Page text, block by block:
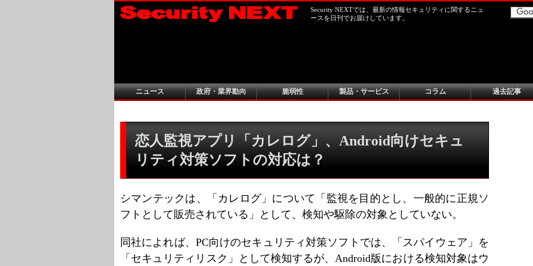
Security NEXTでは、最新の情報セキュリティに関するニュ
ースを日刊でお届けしています。
ニュース 政府・業界動向 脆弱性 製品・サービス コラム 過去記事
恋人監視アプリ「カレログ」、Android向けセキュ
リティ対策ソフトの対応は？
シマンテックは、「カレログ」について「監視を目的とし、一般的に正規ソ
フトとして販売されている」として、検知や駆除の対象としていない。
同社によれば、PC向けのセキュリティ対策ソフトでは、「スパイウェア」を
「セキュリティリスク」として検知するが、Android版における検知対象はウ